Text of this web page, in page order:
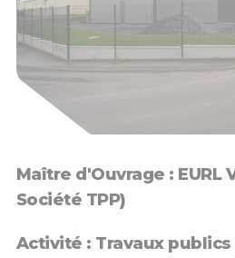
Maître d'Ouvrage : EURL
Société TPP)
Activité : Travaux publics